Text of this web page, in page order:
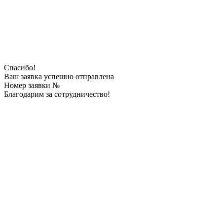
Спасибо!
Ваш заявка успешно отправлена
Номер заявки №
Благодарим за сотрудничество!